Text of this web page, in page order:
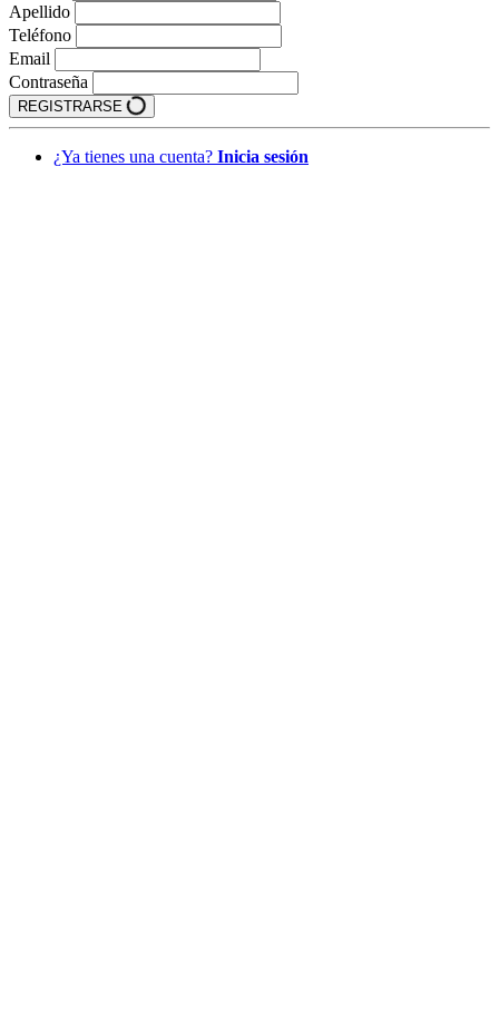
Apellido
Teléfono
Email
Contraseña
REGISTRARSE
¿Ya tienes una cuenta? Inicia sesión